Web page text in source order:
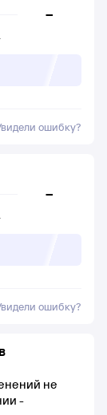
–
ошибку?
–
ошибку?
не
-